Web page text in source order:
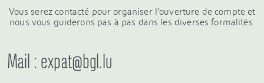
Vous serez contacté pour organiser l’ouverture de compte et
nous vous guiderons pas à pas dans les diverses formalités.
Mail : expat@bgl.lu